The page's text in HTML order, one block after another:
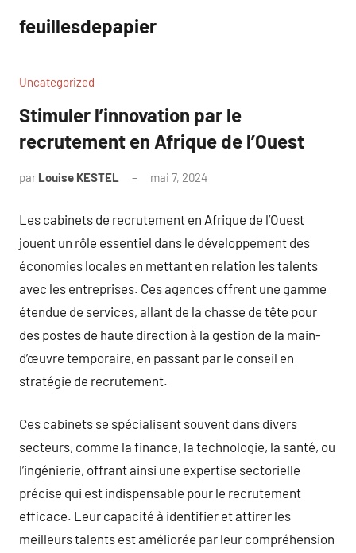
contenu
feuillesdepapier
Uncategorized
Stimuler l’innovation par le
recrutement en Afrique de l’Ouest
par Louise KESTEL mai 7, 2024
Les cabinets de recrutement en Afrique de l’Ouest
jouent un rôle essentiel dans le développement des
économies locales en mettant en relation les talents
avec les entreprises. Ces agences offrent une gamme
étendue de services, allant de la chasse de tête pour
des postes de haute direction à la gestion de la main-
d’œuvre temporaire, en passant par le conseil en
stratégie de recrutement.
Ces cabinets se spécialisent souvent dans divers
secteurs, comme la finance, la technologie, la santé, ou
l’ingénierie, offrant ainsi une expertise sectorielle
précise qui est indispensable pour le recrutement
efficace. Leur capacité à identifier et attirer les
meilleurs talents est améliorée par leur compréhension